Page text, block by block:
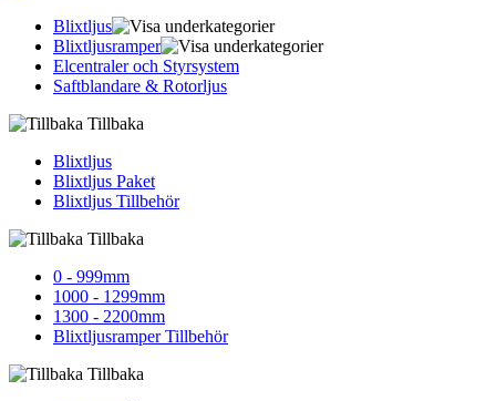
Blixtljus
Blixtljusramper
Elcentraler och Styrsystem
Saftblandare & Rotorljus
Tillbaka
Blixtljus
Blixtljus Paket
Blixtljus Tillbehör
Tillbaka
0 - 999mm
1000 - 1299mm
1300 - 2200mm
Blixtljusramper Tillbehör
Tillbaka